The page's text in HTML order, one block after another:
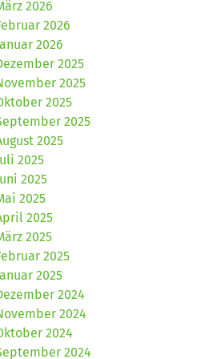
2026
2026
2026
2025
2025
2025
2025
2025
2025
2025
2025
2025
2025
2025
2025
2024
2024
2024
2024